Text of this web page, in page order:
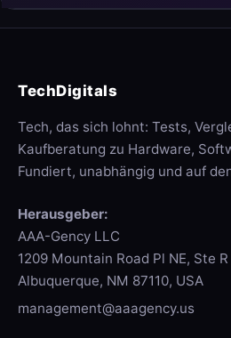
TechDigitals
Tech, das sich lohnt: Tests,
Kaufberatung zu Hardware,
Fundiert, unabhängig und auf
Herausgeber:
AAA-Gency LLC
1209 Mountain Road Pl NE, Ste R
Albuquerque, NM 87110, USA
management@aaagency.us